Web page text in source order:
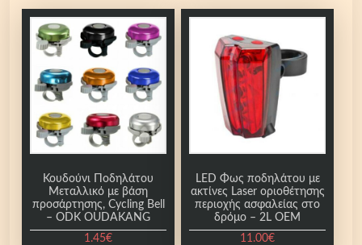
Κουδούνι Ποδηλάτου
Μεταλλικό με βάση
προσάρτησης, Cycling Bell
– ODK OUDAKANG
1.45€
LED Φως ποδηλάτου με
ακτίνες Laser οριοθέτησης
περιοχής ασφαλείας στο
δρόμο – 2L OEM
11.00€